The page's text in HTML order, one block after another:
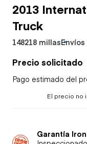
2013
Truck
148218 millas
Precio solicitado
Pago estimado del
El precio no
Garantía